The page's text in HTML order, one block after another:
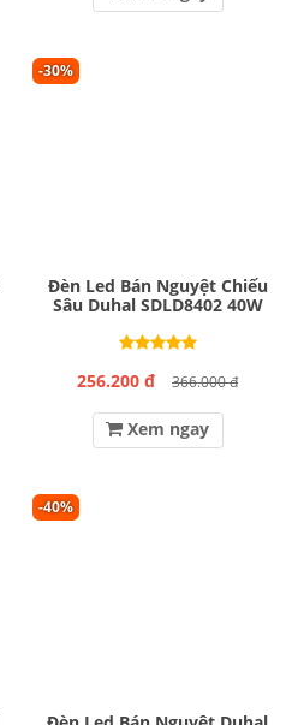
-30%
Đèn Led Bán Nguyệt Chiếu
Sâu Duhal SDLD8402 40W
256.200 đ 366.000 đ
Xem ngay
-40%